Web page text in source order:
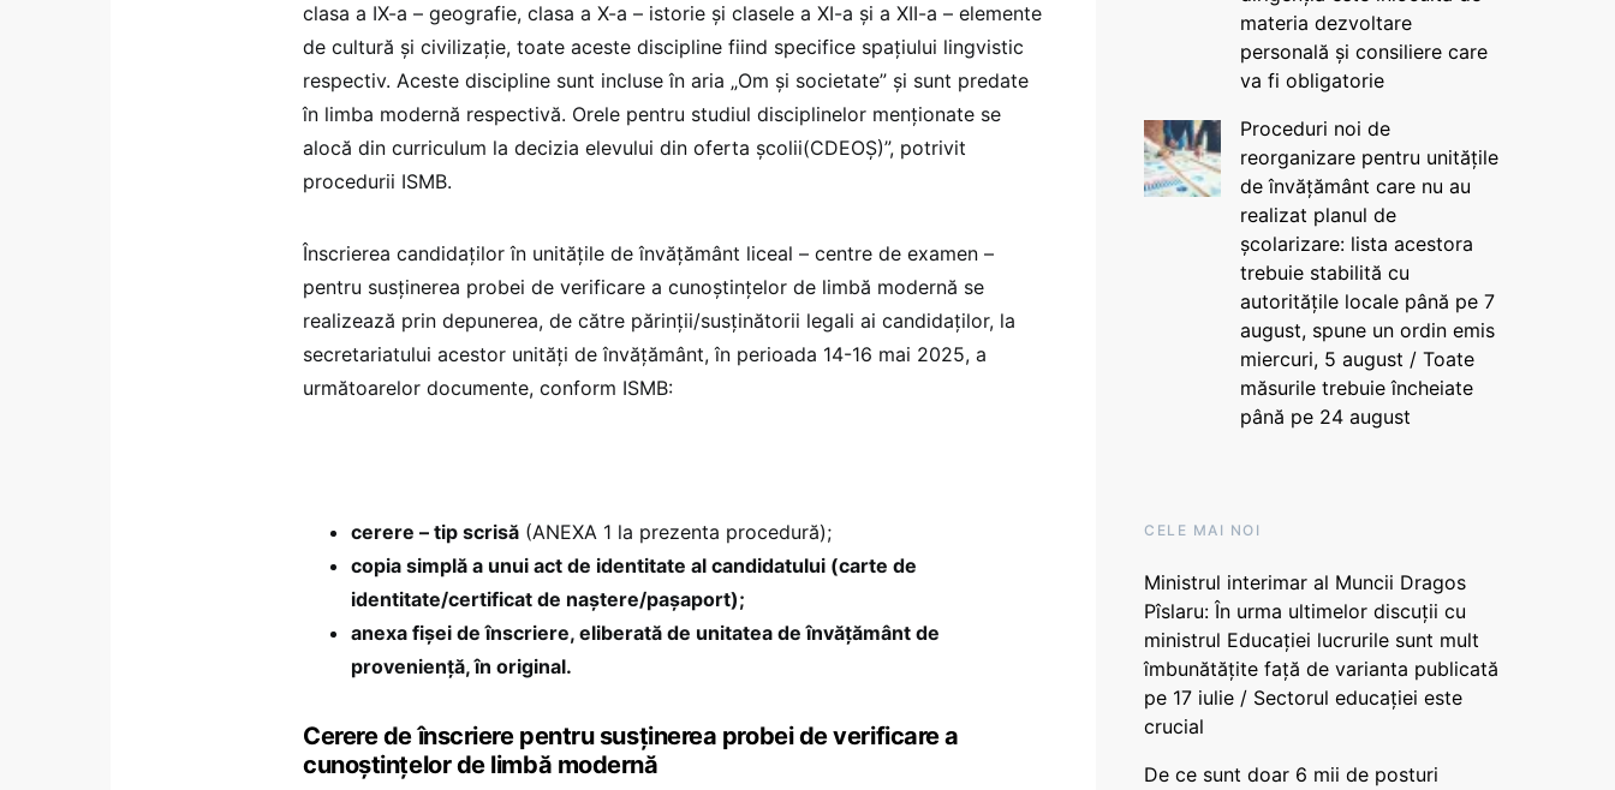
clasa a IX-a – geografie, clasa a X-a – istorie şi clasele a XI-a şi a XII-a – elemente
de cultură şi civilizaţie, toate aceste discipline fiind specifice spaţiului lingvistic
respectiv. Aceste discipline sunt incluse în aria „Om şi societate” şi sunt predate
în limba modernă respectivă. Orele pentru studiul disciplinelor menţionate se
alocă din curriculum la decizia elevului din oferta şcolii(CDEOŞ)”, potrivit
procedurii ISMB.
Înscrierea candidaților în unităţile de învăţământ liceal – centre de examen –
pentru susținerea probei de verificare a cunoștințelor de limbă modernă se
realizează prin depunerea, de către părinții/susținătorii legali ai candidaților, la
secretariatului acestor unități de învățământ, în perioada 14-16 mai 2025, a
următoarelor documente, conform ISMB:
cerere – tip scrisă (ANEXA 1 la prezenta procedură);
copia simplă a unui act de identitate al candidatului (carte de
identitate/certificat de naștere/pașaport);
anexa fișei de înscriere, eliberată de unitatea de învățământ de
proveniență, în original.
Cerere de înscriere pentru susținerea probei de verificare a
cunoștințelor de limbă modernă
materia dezvoltare
personală și consiliere care
va fi obligatorie
Proceduri noi de
reorganizare pentru unitățile
de învățământ care nu au
realizat planul de
școlarizare: lista acestora
trebuie stabilită cu
autoritățile locale până pe 7
august, spune un ordin emis
miercuri, 5 august / Toate
măsurile trebuie încheiate
până pe 24 august
CELE MAI NOI
Ministrul interimar al Muncii Dragos
Pîslaru: În urma ultimelor discuții cu
ministrul Educației lucrurile sunt mult
îmbunătățite față de varianta publicată
pe 17 iulie / Sectorul educației este
crucial
De ce sunt doar 6 mii de posturi